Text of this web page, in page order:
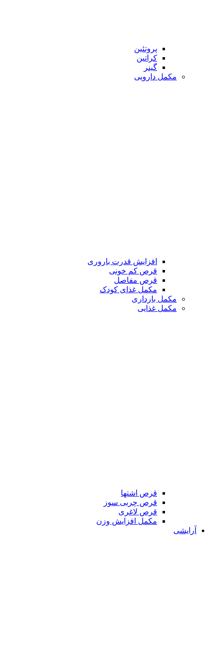
پروتئین
کراتین
گینر
مکمل دارویی
افزایش قدرت باروری
قرص کم خونی
قرص مفاصل
مکمل غذای کودک
مکمل بارداری
مکمل غذایی
قرص اشتها
قرص چربی سوز
قرص لاغری
مکمل افزایش وزن
آرایشی